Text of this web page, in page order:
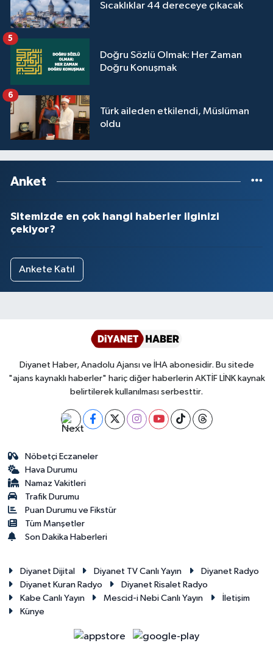
Sıcaklıklar 44 dereceye çıkacak
Doğru Sözlü Olmak: Her Zaman
Doğru Konuşmak
5
Türk aileden etkilendi, Müslüman
oldu
6
Anket
Sitemizde en çok hangi haberler ilginizi
çekiyor?
Ankete Katıl
Diyanet Haber, Anadolu Ajansı ve İHA abonesidir. Bu sitede
"ajans kaynaklı haberler" hariç diğer haberlerin AKTİF LİNK kaynak
belirtilerek kullanılması serbesttir.
Nöbetçi Eczaneler
Hava Durumu
Namaz Vakitleri
Trafik Durumu
Puan Durumu ve Fikstür
Tüm Manşetler
Son Dakika Haberleri
Diyanet Dijital Diyanet TV Canlı Yayın
Diyanet Radyo
Diyanet Kuran Radyo
Diyanet Risalet Radyo
Kabe Canlı Yayın
Mescid-i Nebi Canlı Yayın
İletişim
Künye